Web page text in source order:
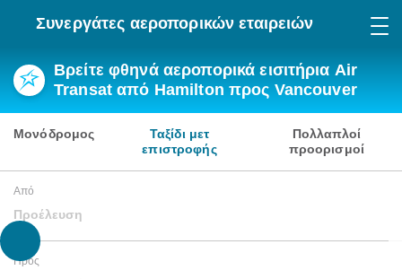
Συνεργάτες αεροπορικών εταιρειών
Βρείτε φθηνά αεροπορικά εισιτήρια Air
Transat από Hamilton προς Vancouver
Μονόδρομος
Ταξίδι μετ
επιστροφής
Πολλαπλοί
προορισμοί
Από
Προέλευση
Προς